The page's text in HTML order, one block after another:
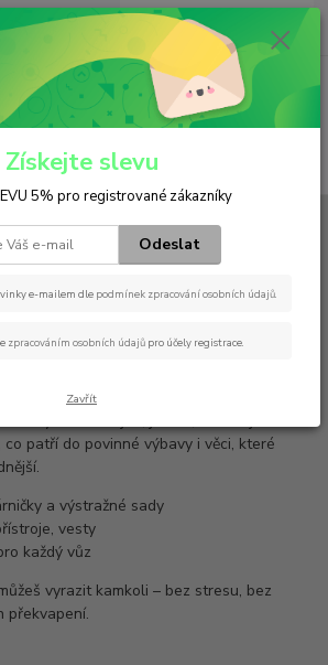
ks
0 Kč
leží v kufru a doufáš, že je nikdy
patří do povinné výbavy i věci, které
a výstražné sady
vesty
každý vůz
vyrazit kamkoli – bez stresu, bez
překvapení.
Získejte slevu
5% pro registrované zákazníky
Odeslat
e-mailem dle podmínek zpracování osobních údajů.
zpracováním osobních údajů pro účely registrace.
Zavřít